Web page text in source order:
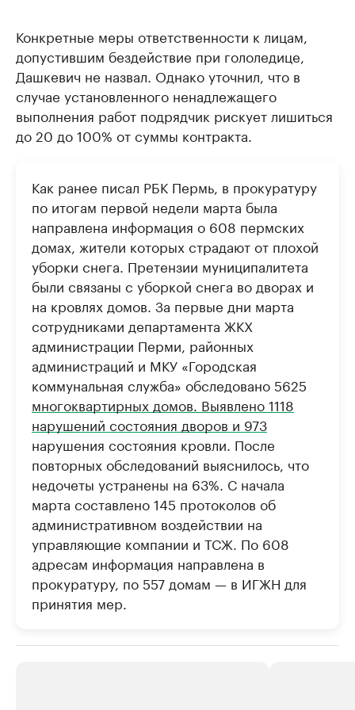
Конкретные меры ответственности к лицам,
допустившим бездействие при гололедице,
Дашкевич не назвал. Однако уточнил, что в
случае установленного ненадлежащего
выполнения работ подрядчик рискует лишиться
до 20 до 100% от суммы контракта.
Как ранее писал РБК Пермь, в прокуратуру
по итогам первой недели марта была
направлена информация о 608 пермских
домах, жители которых страдают от плохой
уборки снега. Претензии муниципалитета
были связаны с уборкой снега во дворах и
на кровлях домов. За первые дни марта
сотрудниками департамента ЖКХ
администрации Перми, районных
администраций и МКУ «Городская
коммунальная служба» обследовано 5625
многоквартирных домов. Выявлено 1118
нарушений состояния дворов и 973
нарушения состояния кровли. После
повторных обследований выяснилось, что
недочеты устранены на 63%. С начала
марта составлено 145 протоколов об
административном воздействии на
управляющие компании и ТСЖ. По 608
адресам информация направлена в
прокуратуру, по 557 домам — в ИГЖН для
принятия мер.